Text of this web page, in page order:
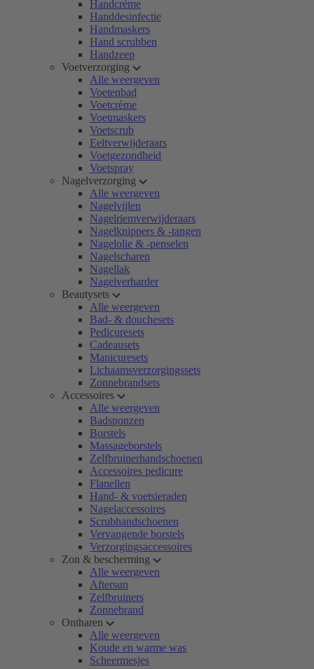
Handcrème
Handdesinfectie
Handmaskers
Hand scrubben
Handzeep
Voetverzorging
Alle weergeven
Voetenbad
Voetcrème
Voetmaskers
Voetscrub
Eeltverwijderaars
Voetgezondheid
Voetspray
Nagelverzorging
Alle weergeven
Nagelvijlen
Nagelriemverwijderaars
Nagelknippers & -tangen
Nagelolie & -penselen
Nagelscharen
Nagellak
Nagelverharder
Beautysets
Alle weergeven
Bad- & douchesets
Pedicuresets
Cadeausets
Manicuresets
Lichaamsverzorgingssets
Zonnebrandsets
Accessoires
Alle weergeven
Badsponzen
Borstels
Massageborstels
Zelfbruinerhandschoenen
Accessoires pedicure
Flanellen
Hand- & voetsieraden
Nagelaccessoires
Scrubhandschoenen
Vervangende borstels
Verzorgingsaccessoires
Zon & bescherming
Alle weergeven
Aftersun
Zelfbruiners
Zonnebrand
Ontharen
Alle weergeven
Koude en warme was
Scheermesjes